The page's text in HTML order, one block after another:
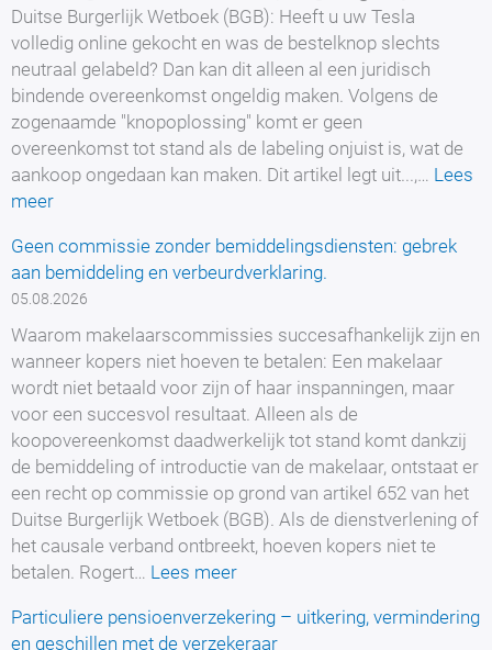
und
typische
Stolperfallen
für
Duitse Burgerlijk Wetboek (BGB): Heeft u uw Tesla
volledig online gekocht en was de bestelknop slechts
neutraal gelabeld? Dan kan dit alleen al een juridisch
bindende overeenkomst ongeldig maken. Volgens de
zogenaamde "knopoplossing" komt er geen
overeenkomst tot stand als de labeling onjuist is, wat de
aankoop ongedaan kan maken. Dit artikel legt uit...,… Lees
meer:
Kauf
über
den
Bestellbutton
rückabwickeln
–
was
die
Button-
Lösung
ermöglicht
Geen commissie zonder bemiddelingsdiensten: gebrek
aan bemiddeling en verbeurdverklaring.
05.08.2026
Waarom makelaarscommissies succesafhankelijk zijn en
wanneer kopers niet hoeven te betalen: Een makelaar
wordt niet betaald voor zijn of haar inspanningen, maar
voor een succesvol resultaat. Alleen als de
koopovereenkomst daadwerkelijk tot stand komt dankzij
de bemiddeling of introductie van de makelaar, ontstaat er
een recht op commissie op grond van artikel 652 van het
Duitse Burgerlijk Wetboek (BGB). Als de dienstverlening of
het causale verband ontbreekt, hoeven kopers niet te
betalen. Rogert… Lees meer:
Provision
Particuliere pensioenverzekering – uitkering, vermindering
en geschillen met de verzekeraar